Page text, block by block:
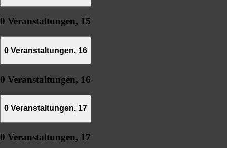
0 Veranstaltungen, 15
0 Veranstaltungen, 16
0 Veranstaltungen, 16
0 Veranstaltungen, 17
0 Veranstaltungen, 17